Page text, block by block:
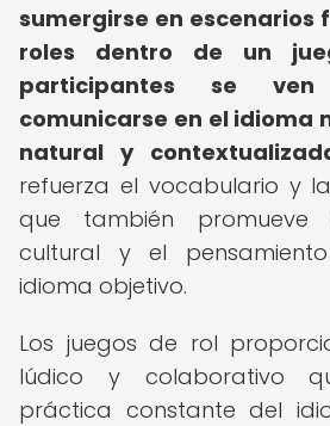
sumergirse en escenarios
roles dentro de un
participantes se
comunicarse en el idioma
natural y
refuerza el vocabulario y
que también promueve
cultural y el
idioma objetivo.
Los juegos de rol
lúdico y colaborativo
práctica constante del